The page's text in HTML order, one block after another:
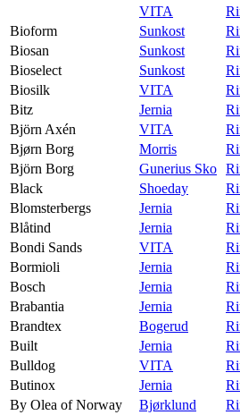
VITA
Bioform
Sunkost
Biosan
Sunkost
Bioselect
Sunkost
Biosilk
VITA
Bitz
Jernia
Björn Axén
VITA
Bjørn Borg
Morris
Björn Borg
Gunerius Sko
Black
Shoeday
Blomsterbergs
Jernia
Blåtind
Jernia
Bondi Sands
VITA
Bormioli
Jernia
Bosch
Jernia
Brabantia
Jernia
Brandtex
Bogerud
Built
Jernia
Bulldog
VITA
Butinox
Jernia
By Olea of Norway
Bjørklund